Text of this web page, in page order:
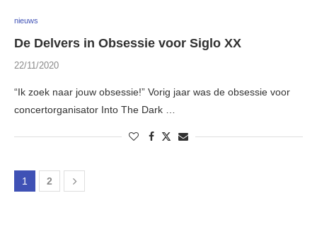
nieuws
De Delvers in Obsessie voor Siglo XX
22/11/2020
“Ik zoek naar jouw obsessie!” Vorig jaar was de obsessie voor
concertorganisator Into The Dark …
1 2